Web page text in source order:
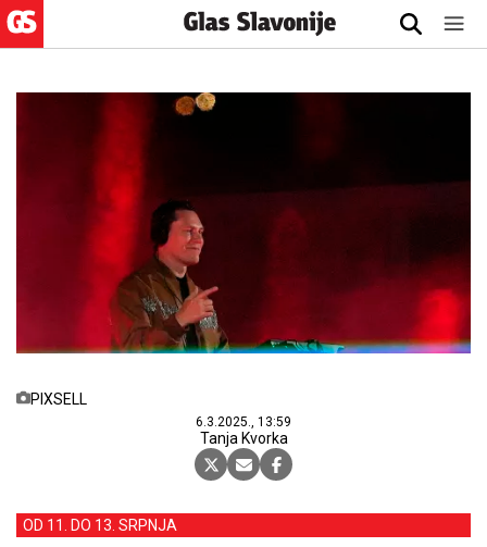
PIXSELL
6.3.2025., 13:59
Tanja Kvorka
OD 11. DO 13. SRPNJA